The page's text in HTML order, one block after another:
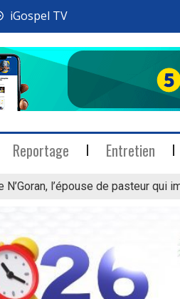
iGospel TV
Reportage Entretien
N’Goran, l’épouse de pasteur qui